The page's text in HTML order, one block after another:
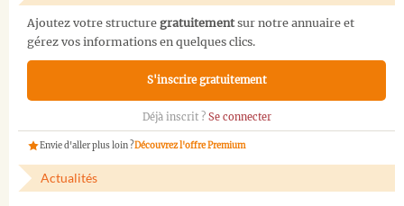
Ajoutez votre structure gratuitementsur notre annuaire et
gérez vos informations en quelques clics.
S'inscrire gratuitement
Déjà inscrit ? Se connecter
Envie d'aller plus loin ?Découvrez l'offre Premium
Actualités